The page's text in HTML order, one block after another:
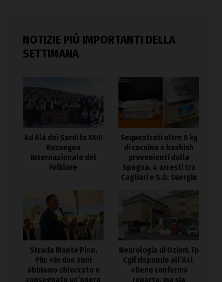
NOTIZIE PIÙ IMPORTANTI DELLA
SETTIMANA
Ad Alà dei Sardi la XXIII
Rassegna
Internazionale del
Folklore
Sequestrati oltre 6 kg
di cocaina e hashish
provenienti dalla
Spagna, 4 arresti tra
Cagliari e S.G. Suergiu
Strada Monte Pino,
Piu: «In due anni
abbiamo sbloccato e
consegnato un’opera
Neurologia di Ozieri, Fp
Cgil risponde all’Asl:
«Bene conferma
reparto, ma sia